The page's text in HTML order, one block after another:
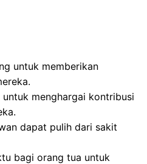
untuk memberikan
menghargai kontribusi
dapat pulih dari sakit
bagi orang tua untuk